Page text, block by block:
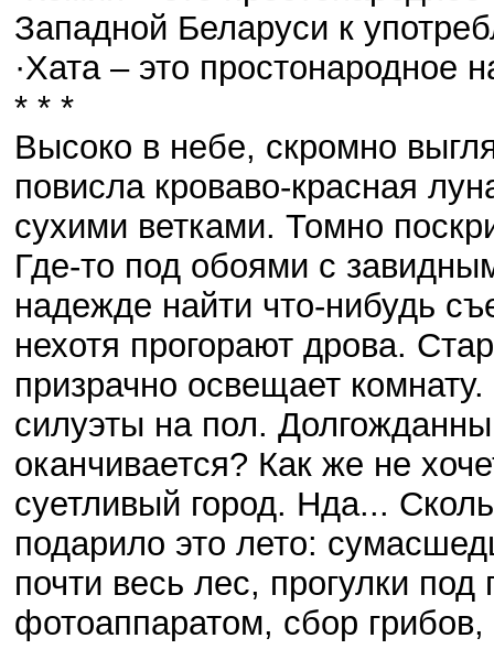
Западной Беларуси к
·Хата – это простонародное
* * *
Высоко в небе, скромно
повисла кроваво-красная
сухими ветками. Томно
Где-то под обоями с
надежде найти что-нибудь
нехотя прогорают дрова.
призрачно освещает
силуэты на пол.
оканчивается? Как же не
суетливый город. Нда...
подарило это лето:
почти весь лес, прогулки
фотоаппаратом, сбор